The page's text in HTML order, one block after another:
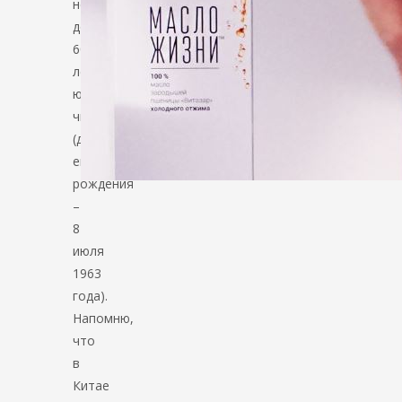
неделю
до
60-
летнего
юбилея
чиновника
(дата
его
рождения
–
8
июля
1963
года).
Напомню,
что
в
Китае